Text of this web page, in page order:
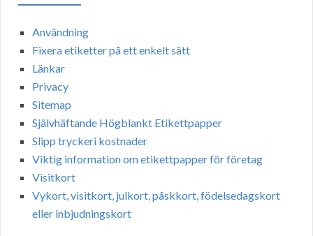
Användning
Fixera etiketter på ett enkelt sätt
Länkar
Privacy
Sitemap
Självhäftande Högblankt Etikettpapper
Slipp tryckeri kostnader
Viktig information om etikettpapper för företag
Visitkort
Vykort, visitkort, julkort, påskkort, födelsedagskort
eller inbjudningskort